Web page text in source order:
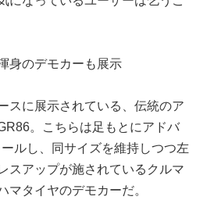
身のデモカーも展示
スに展示されている、伝統のア
。こちらは足もとにアドバ
ルし、同サイズを維持しつつ左
スアップが施されているクルマ
マタイヤのデモカーだ。